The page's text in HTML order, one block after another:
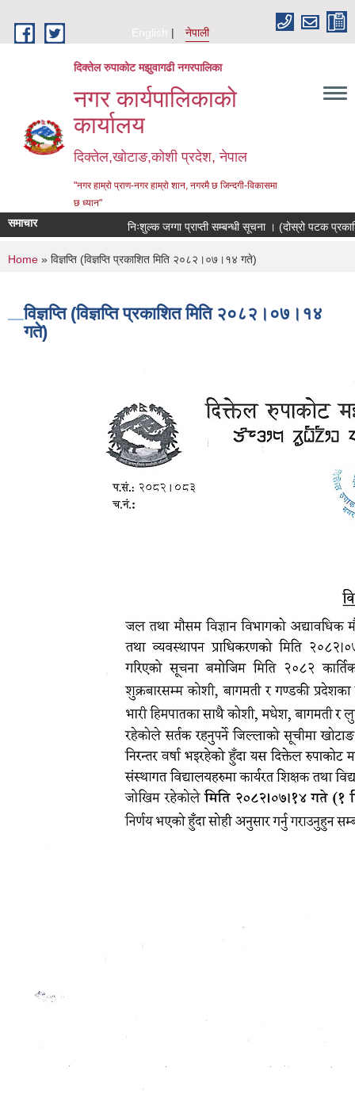
English
नेपाली
दिक्तेल रुपाकोट मझुवागढी नगरपालिका
नगर कार्यपालिकाको
कार्यालय
दिक्तेल,खोटाङ,कोशी प्रदेश, नेपाल
"नगर हाम्रो प्राण-नगर हाम्रो शान, नगरमै छ जिन्दगी-विकासमा
छ ध्यान"
समाचार निःशुल्क जग्गा प्राप्ती सम्बन्धी सूचना । (दोस्रो पटक
You are here
Home » विज्ञप्ति (विज्ञप्ति प्रकाशित मिति २०८२।०७।१४ गते)
विज्ञप्ति (विज्ञप्ति प्रकाशित मिति २०८२।०७।१४
गते)